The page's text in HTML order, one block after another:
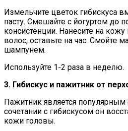
Измельчите цветок гибискуса
пасту. Смешайте с йогуртом до
консистенции. Нанесите на
волос, оставьте на час. Смойте
шампунем.
Используйте 1-2 раза в неделю.
3. Гибискус и пажитник от
Пажитник является популярным
сочетании с гибискусом он
кожи головы.